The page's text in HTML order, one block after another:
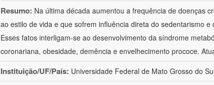
Resumo: Na última década aumentou a frequência de doenças
ao estilo de vida e que sofrem influência direta do sedentarismo
Esses fatos interligam-se ao desenvolvimento da síndrome
coronariana, obesidade, demência e envelhecimento prococe.
Instituição/UF/País: Universidade Federal de Mato Grosso do